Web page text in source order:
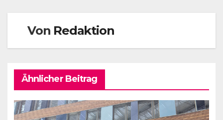
Von Redaktion
Ähnlicher Beitrag